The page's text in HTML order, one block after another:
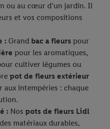
ou au cœur d’un jardin. Il
et vos compositions
: Grand bac a fleurs pour
pour les aromatiques,
cultiver légumes ou
pot de fleurs extérieur
intempéries : chaque
: Nos pots de fleurs Lidl
matériaux durables,